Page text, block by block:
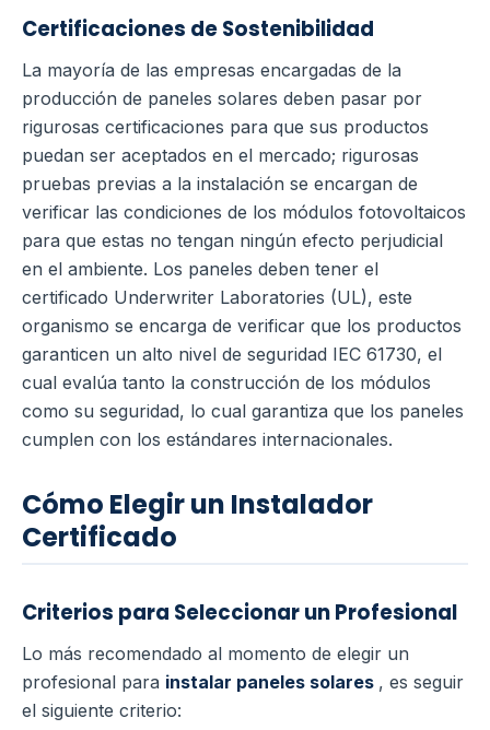
Certificaciones de Sostenibilidad
La mayoría de las empresas encargadas de la
producción de paneles solares deben pasar por
rigurosas certificaciones para que sus productos
puedan ser aceptados en el mercado; rigurosas
pruebas previas a la instalación se encargan de
verificar las condiciones de los módulos fotovoltaicos
para que estas no tengan ningún efecto perjudicial
en el ambiente. Los paneles deben tener el
certificado Underwriter Laboratories (UL), este
organismo se encarga de verificar que los productos
garanticen un alto nivel de seguridad IEC 61730, el
cual evalúa tanto la construcción de los módulos
como su seguridad, lo cual garantiza que los paneles
cumplen con los estándares internacionales.
Cómo Elegir un Instalador
Certificado
Criterios para Seleccionar un Profesional
Lo más recomendado al momento de elegir un
profesional para instalar paneles solares , es seguir
el siguiente criterio: